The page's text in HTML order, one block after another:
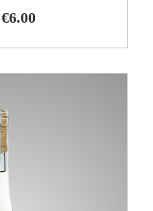
Il
originale
era:
€6.00Il
attuale
è: